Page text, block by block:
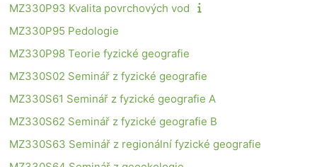
MZ330P93 Kvalita povrchových vod
MZ330P95 Pedologie
MZ330P98 Teorie fyzické geografie
MZ330S02 Seminář z fyzické geografie
MZ330S61 Seminář z fyzické geografie A
MZ330S62 Seminář z fyzické geografie B
MZ330S63 Seminář z regionální fyzické geografie